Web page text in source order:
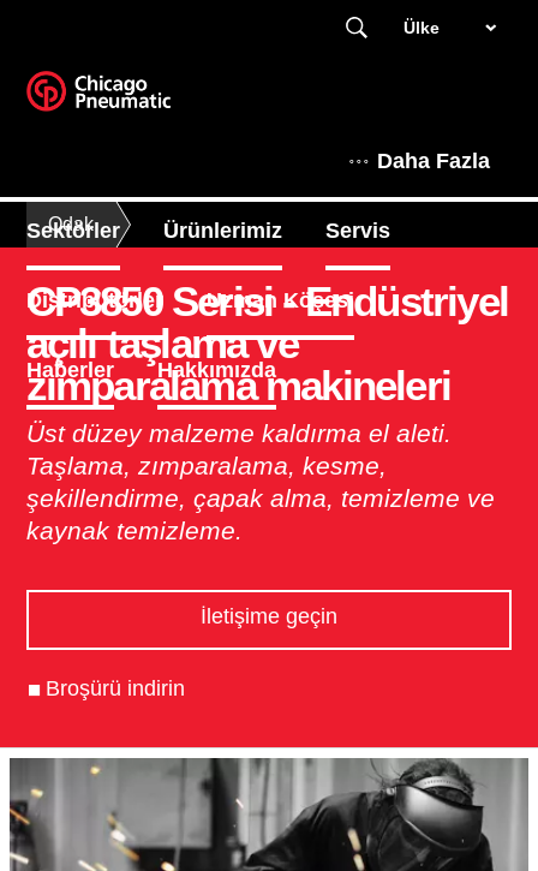
Ülke
Daha Fazla
Sektörler Ürünlerimiz Servis
Distribütörler Uzman Köşesi
Haberler Hakkımızda
Odak
CP3850 Serisi - Endüstriyel
açılı taşlama ve
zımparalama makineleri
Üst düzey malzeme kaldırma el aleti.
Taşlama, zımparalama, kesme,
şekillendirme, çapak alma, temizleme ve
kaynak temizleme.
İletişime geçin
Broşürü indirin